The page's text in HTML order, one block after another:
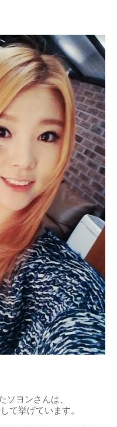
ソヨンさんは、
て挙げています。